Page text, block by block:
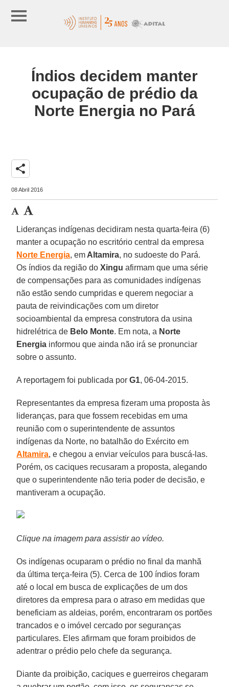
Índios decidem manter
ocupação de prédio da
Norte Energia no Pará
share
08 Abril 2016
Lideranças indígenas decidiram nesta quarta-feira (6)
manter a ocupação no escritório central da empresa
Norte Energia, em Altamira, no sudoeste do Pará.
Os índios da região doXingu afirmam que uma série
de compensações para as comunidades indígenas
não estão sendo cumpridas e querem negociar a
pauta de reivindicações com um diretor
socioambiental da empresa construtora da usina
hidrelétrica de Belo Monte. Em nota, a Norte
Energia informou que ainda não irá se pronunciar
sobre o assunto.
A reportagem foi publicada porG1, 06-04-2015.
Representantes da empresa fizeram uma proposta às
lideranças, para que fossem recebidas em uma
reunião com o superintendente de assuntos
indígenas da Norte, no batalhão do Exército em
Altamira, e chegou a enviar veículos para buscá-las.
Porém, os caciques recusaram a proposta, alegando
que o superintendente não teria poder de decisão, e
mantiveram a ocupação.
Clique na imagem para assistir ao vídeo.
Os indígenas ocuparam o prédio no final da manhã
da última terça-feira (5). Cerca de 100 índios foram
até o local em busca de explicações de um dos
diretores da empresa para o atraso em medidas que
beneficiam as aldeias, porém, encontraram os portões
trancados e o imóvel cercado por seguranças
particulares. Eles afirmam que foram proibidos de
adentrar o prédio pelo chefe da segurança.
Diante da proibição, caciques e guerreiros chegaram